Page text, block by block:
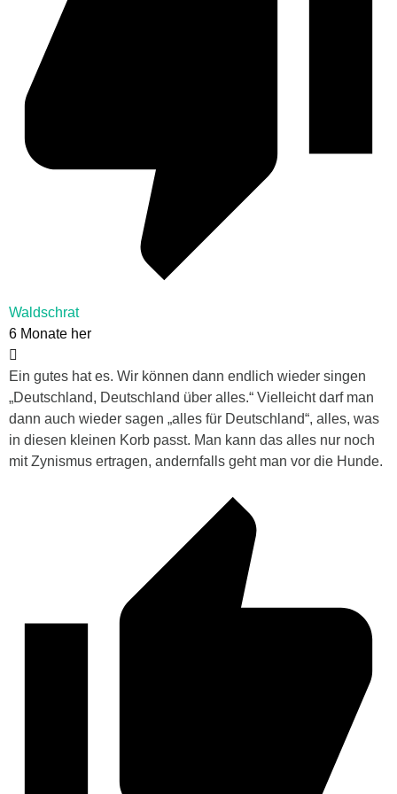
Waldschrat
6 Monate her
Ein gutes hat es. Wir können dann endlich wieder singen
„Deutschland, Deutschland über alles.“ Vielleicht darf man
dann auch wieder sagen „alles für Deutschland“, alles, was
in diesen kleinen Korb passt. Man kann das alles nur noch
mit Zynismus ertragen, andernfalls geht man vor die Hunde.